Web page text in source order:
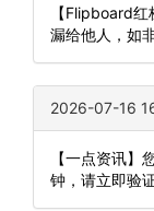
【Flipboard
漏给他人，如
2026-07-16
【一点资讯
钟，请立即验证